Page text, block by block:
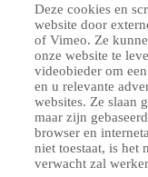
Deze cookies en
website door
of Vimeo. Ze
onze website te
videobieder om
en u relevante
websites. Ze slaan
maar zijn
browser en
niet toestaat, is het
verwacht zal